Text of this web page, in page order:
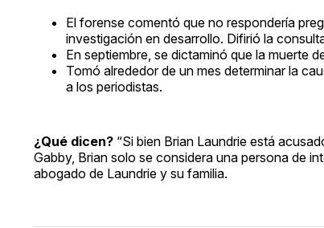
El forense comentó que no respondería
investigación en desarrollo. Difirió la
En septiembre, se dictaminó que la muerte
Tomó alrededor de un mes determinar la
a los periodistas.
¿Qué dicen? “Si bien Brian Laundrie está
Gabby, Brian solo se considera una persona de
abogado de Laundrie y su familia.